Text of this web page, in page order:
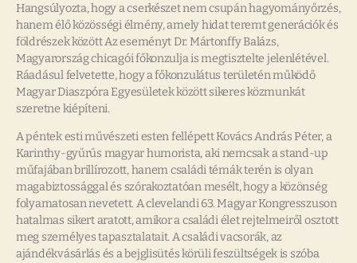
Hangsúlyozta, hogy a cserkészet nem csupán hagyományőrzés,
hanem élő közösségi élmény, amely hidat teremt generációk és
földrészek között Az eseményt Dr. Mártonffy Balázs,
Magyarország chicagói főkonzulja is megtisztelte jelenlétével.
Ráadásul felvetette, hogy a főkonzulátus területén működő
Magyar Diaszpóra Egyesületek között sikeres közmunkát
szeretne kiépíteni.
A péntek esti művészeti esten fellépett Kovács András Péter, a
Karinthy-gyűrűs magyar humorista, aki nemcsak a stand-up
műfajában brillírozott, hanem családi témák terén is olyan
magabiztossággal és szórakoztatóan mesélt, hogy a közönség
folyamatosan nevetett. A clevelandi 63. Magyar Kongresszuson
hatalmas sikert aratott, amikor a családi élet rejtelmeiről osztott
meg személyes tapasztalatait. A családi vacsorák, az
ajándékvásárlás és a bejglisütés körüli feszültségek is szóba